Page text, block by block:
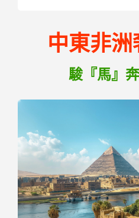
中東非
駿『馬』